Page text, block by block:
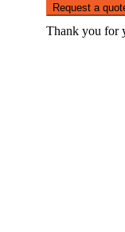
Request a
Thank you for